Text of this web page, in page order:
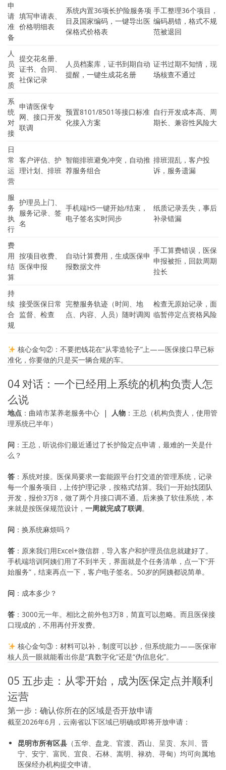
申
请
准
备
填写申请表、
价格明细表
系统内置36项长护险服务项
目及国家编码，一键导出医
保格式价格表
手工整理36个项目，
编码易错，格式不规
范被退回
人
员
资
质
提交花名册、
证书、合同、
社保记录
人员档案库，证书到期自动
提醒，一键生成花名册
证书过期不知情，现
场核查不通过
系
统
对
接
申请医保专
网、接口开发
联调
预置8101/8501等接口标准
化接入方案
自行开发成本高、周
期长、兼容性风险大
日
常
运
营
客户评估、护
理计划、排班
智能排班避免冲突，自动推
荐服务组合
排班混乱，客户投
诉，服务遗漏
服
务
执
行
护理员上门、
服务记录、签
名
手机端H5一键开始/结束，
电子签名实时同步
纸质记录丢失，事后
补录错漏
费
用
结
算
按项目收费、
医保申报
自动计算费用，生成医保申
报数据文件
手工算费错误，医保
申报被拒，回款周期
拉长
持
续
合
规
接受医保日常
监督、检查
完整服务轨迹（时间、地
点、内容、人员）随时调阅
检查无原始记录，面
临暂停定点资格风险
核心金句②：不要把钱花在“从零造轮子”上——医保接口早已标
准化，你要做的只是买一辆合规的车。
04 对话：一个已经用上系统的机构负责人怎
么说
地点 ：曲靖市某养老服务中心 | 人物 ：王总（机构负责人，使用管
理系统已半年）
问 ：王总，听说你们最近通过了长护险定点申请，最难的一关是什
么？
答 ：系统对接。医保局要求一套能跟平台打交道的管理系统，记录
每一个服务项目，上传护理记录，按格式结算。我们一开始找团队
开发，报价3万8，做了两个月接口调不通。后来换了软佳系统，本
来就是按医保规范设计， 一周就完成了联调。
问 ：换系统麻烦吗？
答 ：原来我们用Excel+微信群，导入客户和护理员信息就建好了。
手机端培训阿姨们用了不到半天，界面就是个任务清单，点一下“开
始服务”，结束再点一下，客户电子签名。50岁的阿姨都说简单。
问 ：成本多少？
答 ：3000元一年。相比之前外包3万8，简直可以忽略。而且医保接
口现成的，不用再付开发费。
核心金句③：材料可以补，制度可以抄，但系统能力——医保审
核人员一眼就能看出你是“真数字化”还是“伪信息化”。
05 五步走：从零开始，成为医保定点并顺利
运营
第一步：确认你所在的区域是否开放申请
截至2026年6月，云南省以下区域已明确或即将开放申请：
昆明市所有区县 （五华、盘龙、官渡、西山、呈贡、东川、晋
宁、安宁、富民、宜良、石林、嵩明、禄劝、寻甸）均可向属地
医保经办机构提交申请。